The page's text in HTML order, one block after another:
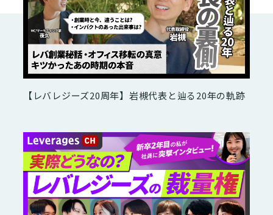
【レバレジーズ20周年】岩槻代表と辿る20年の軌跡